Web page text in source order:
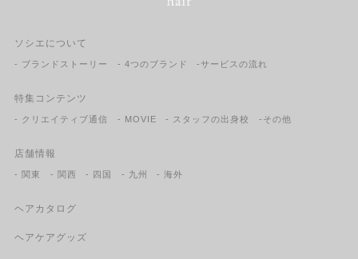
ソシエについて
- ブランドストーリー - 4つのブランド -サービスの流れ
特集コンテンツ
- クリエイティブ通信 - MOVIE - スタッフの出身校 -その他
店舗情報
- 関東 - 関西 - 四国 - 九州 - 海外
ヘアカタログ
ヘアケアグッズ